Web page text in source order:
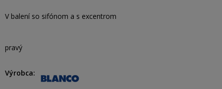
V balení so sifónom a s excentrom
pravý
Výrobca